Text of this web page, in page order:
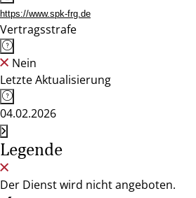
https://www.spk-frg.de
Vertragsstrafe
Nein
Letzte Aktualisierung
04.02.2026
Legende
Der Dienst wird nicht angeboten.